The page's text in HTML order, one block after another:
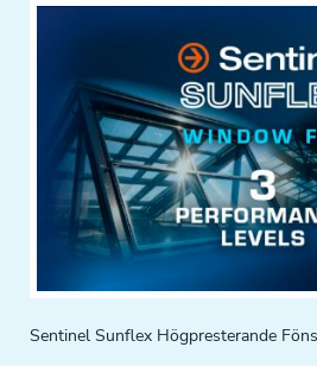
Sentinel Sunflex Högpresterande